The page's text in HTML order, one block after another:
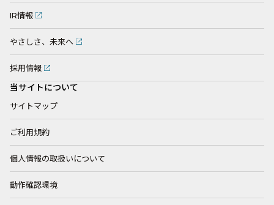
IR情報
やさしさ、未来へ
採用情報
当サイトについて
サイトマップ
ご利用規約
個人情報の取扱いについて
動作確認環境